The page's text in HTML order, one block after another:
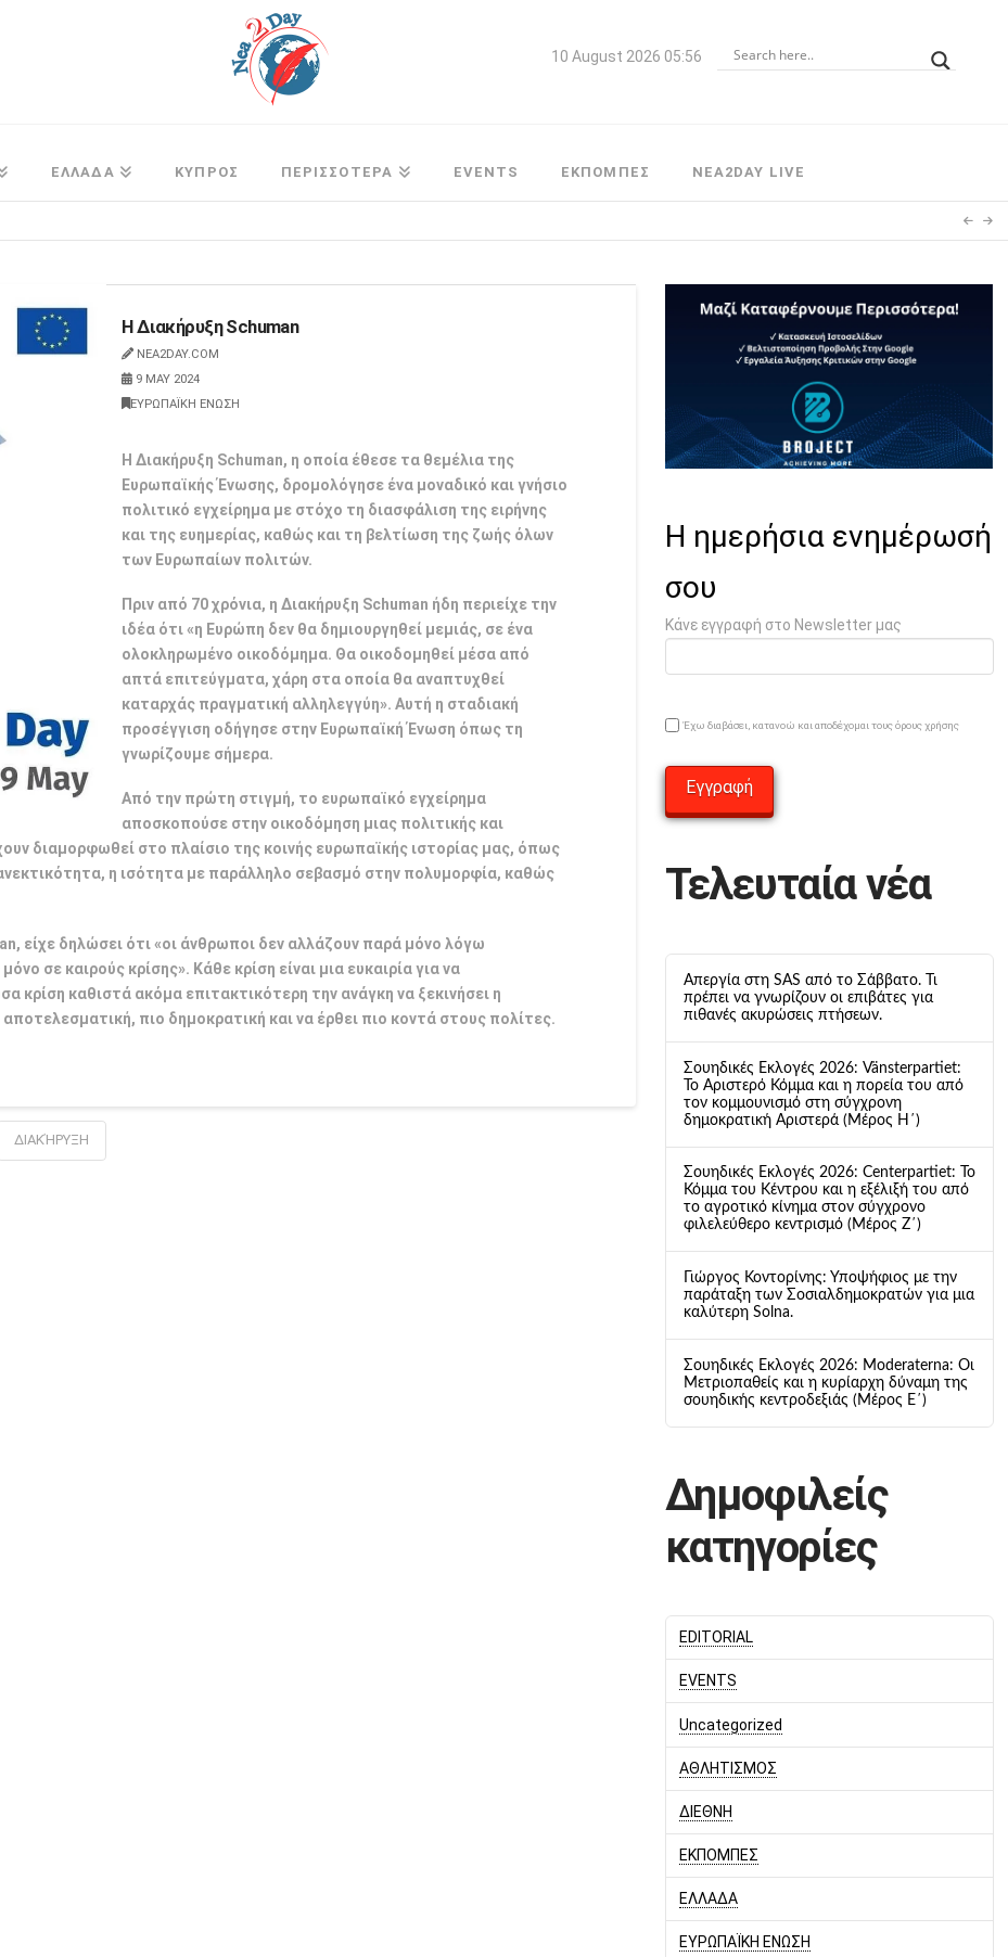
10 August 2026 05:56
ΕΛΛΑΔΑ ΚΥΠΡΟΣ ΠΕΡΙΣΣΟΤΕΡΑ EVENTS ΕΚΠΟΜΠΕΣ NEA2DAY LIVE
Η Διακήρυξη Schuman
NEA2DAY.COM
9 MAY 2024
ΕΥΡΩΠΑΪΚΗ ΕΝΩΣΗ
Η Διακήρυξη Schuman, η οποία έθεσε τα θεμέλια της
Ευρωπαϊκής Ένωσης, δρομολόγησε ένα μοναδικό και γνήσιο
πολιτικό εγχείρημα με στόχο τη διασφάλιση της ειρήνης
και της ευημερίας, καθώς και τη βελτίωση της ζωής όλων
των Ευρωπαίων πολιτών.
Πριν από 70 χρόνια, η Διακήρυξη Schuman ήδη περιείχε την
ιδέα ότι «η Ευρώπη δεν θα δημιουργηθεί μεμιάς, σε ένα
ολοκληρωμένο οικοδόμημα. Θα οικοδομηθεί μέσα από
απτά επιτεύγματα, χάρη στα οποία θα αναπτυχθεί
καταρχάς πραγματική αλληλεγγύη». Αυτή η σταδιακή
προσέγγιση οδήγησε στην Ευρωπαϊκή Ένωση όπως τη
γνωρίζουμε σήμερα.
Από την πρώτη στιγμή, το ευρωπαϊκό εγχείρημα
αποσκοπούσε στην οικοδόμηση μιας πολιτικής και
διαμορφωθεί στο πλαίσιο της κοινής ευρωπαϊκής ιστορίας μας, όπως
η ισότητα με παράλληλο σεβασμό στην πολυμορφία, καθώς
είχε δηλώσει ότι «οι άνθρωποι δεν αλλάζουν παρά μόνο λόγω
σε καιρούς κρίσης». Κάθε κρίση είναι μια ευκαιρία για να
καθιστά ακόμα επιτακτικότερη την ανάγκη να ξεκινήσει η
πιο δημοκρατική και να έρθει πιο κοντά στους πολίτες.
ΔΙΑΚΉΡΥΞΗ
Η ημερήσια ενημέρωσή
σου
Κάνε εγγραφή στο Newsletter μας
Έχω διαβάσει, κατανοώ και αποδέχομαι τους όρους χρήσης
Τελευταία νέα
Απεργία στη SAS από το Σάββατο. Τι
πρέπει να γνωρίζουν οι επιβάτες για
πιθανές ακυρώσεις πτήσεων.
Σουηδικές Εκλογές 2026: Vänsterpartiet:
Το Αριστερό Κόμμα και η πορεία του από
τον κομμουνισμό στη σύγχρονη
δημοκρατική Αριστερά (Μέρος Η΄)
Σουηδικές Εκλογές 2026: Centerpartiet: Το
Κόμμα του Κέντρου και η εξέλιξή του από
το αγροτικό κίνημα στον σύγχρονο
φιλελεύθερο κεντρισμό (Μέρος Ζ΄)
Γιώργος Κοντορίνης: Υποψήφιος με την
παράταξη των Σοσιαλδημοκρατών για μια
καλύτερη Solna.
Σουηδικές Εκλογές 2026: Moderaterna: Οι
Μετριοπαθείς και η κυρίαρχη δύναμη της
σουηδικής κεντροδεξιάς (Μέρος Ε΄)
Δημοφιλείς
κατηγορίες
EDITORIAL
EVENTS
Uncategorized
ΑΘΛΗΤΙΣΜΟΣ
ΔΙΕΘΝΗ
ΕΚΠΟΜΠΕΣ
ΕΛΛΑΔΑ
ΕΥΡΩΠΑΪΚΗ ΕΝΩΣΗ